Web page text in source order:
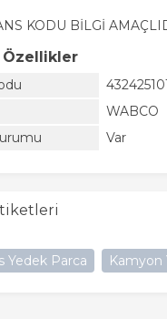
KODU BİLGİ
Özellikler
WABCO
Var
Yedek Parca Kamyon